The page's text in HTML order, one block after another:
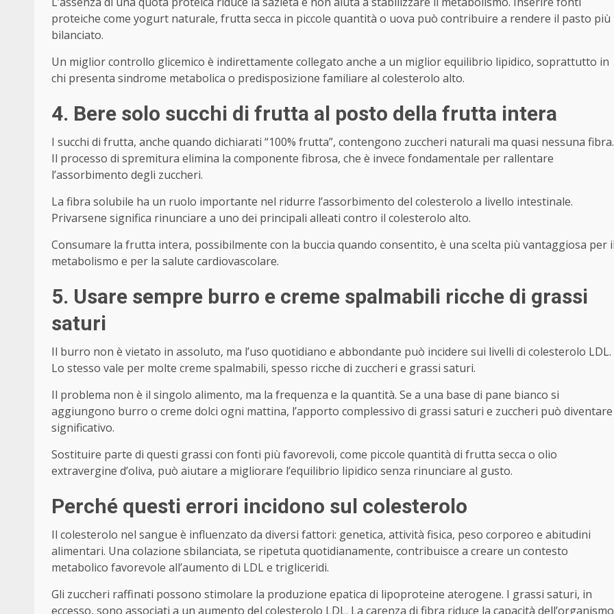
proteiche come yogurt naturale, frutta secca in piccole quantità o uova può contribuire a rendere il pasto più
bilanciato.
Un miglior controllo glicemico è indirettamente collegato anche a un miglior equilibrio lipidico, soprattutto in
chi presenta sindrome metabolica o predisposizione familiare al colesterolo alto.
4. Bere solo succhi di frutta al posto della frutta intera
I succhi di frutta, anche quando dichiarati “100% frutta”, contengono zuccheri naturali ma quasi nessuna fibra.
Il processo di spremitura elimina la componente fibrosa, che è invece fondamentale per rallentare
l’assorbimento degli zuccheri.
La fibra solubile ha un ruolo importante nel ridurre l’assorbimento del colesterolo a livello intestinale.
Privarsene significa rinunciare a uno dei principali alleati contro il colesterolo alto.
Consumare la frutta intera, possibilmente con la buccia quando consentito, è una scelta più vantaggiosa per
metabolismo e per la salute cardiovascolare.
5. Usare sempre burro e creme spalmabili ricche di grassi
saturi
Il burro non è vietato in assoluto, ma l’uso quotidiano e abbondante può incidere sui livelli di colesterolo LDL.
Lo stesso vale per molte creme spalmabili, spesso ricche di zuccheri e grassi saturi.
Il problema non è il singolo alimento, ma la frequenza e la quantità. Se a una base di pane bianco si
aggiungono burro o creme dolci ogni mattina, l’apporto complessivo di grassi saturi e zuccheri può diventare
significativo.
Sostituire parte di questi grassi con fonti più favorevoli, come piccole quantità di frutta secca o olio
extravergine d’oliva, può aiutare a migliorare l’equilibrio lipidico senza rinunciare al gusto.
Perché questi errori incidono sul colesterolo
Il colesterolo nel sangue è influenzato da diversi fattori: genetica, attività fisica, peso corporeo e abitudini
alimentari. Una colazione sbilanciata, se ripetuta quotidianamente, contribuisce a creare un contesto
metabolico favorevole all’aumento di LDL e trigliceridi.
Gli zuccheri raffinati possono stimolare la produzione epatica di lipoproteine aterogene. I grassi saturi, in
eccesso, sono associati a un aumento del colesterolo LDL. La carenza di fibra riduce la capacità dell’organismo